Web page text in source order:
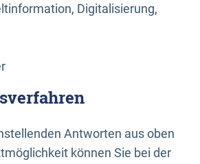
Digitalisierung,
Antworten aus oben
können Sie bei der